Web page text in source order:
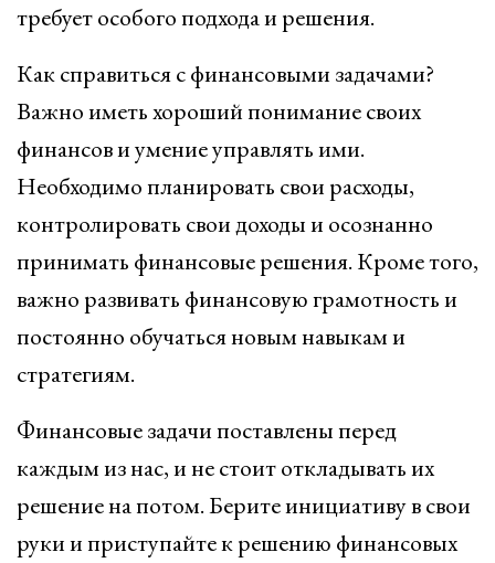
требует особого подхода и решения.
Как справиться с финансовыми задачами?
Важно иметь хороший понимание своих
финансов и умение управлять ими.
Необходимо планировать свои расходы,
контролировать свои доходы и осознанно
принимать финансовые решения. Кроме того,
важно развивать финансовую грамотность и
постоянно обучаться новым навыкам и
стратегиям.
Финансовые задачи поставлены перед
каждым из нас, и не стоит откладывать их
решение на потом. Берите инициативу в свои
руки и приступайте к решению финансовых